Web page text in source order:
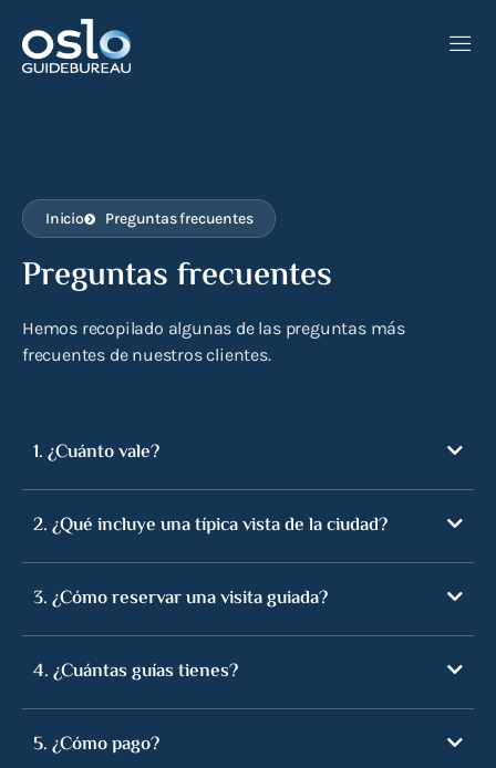
Inicio Preguntas frecuentes
Preguntas frecuentes
Hemos recopilado algunas de las preguntas más
frecuentes de nuestros clientes.
1. ¿Cuánto vale?
2. ¿Qué incluye una típica vista de la ciudad?
3. ¿Cómo reservar una visita guiada?
4. ¿Cuántas guías tienes?
5. ¿Cómo pago?